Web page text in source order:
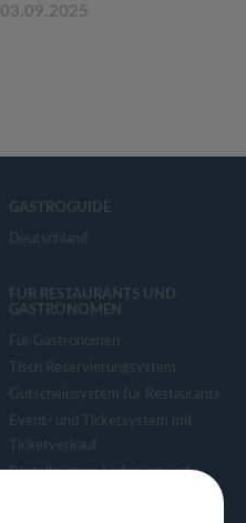
03.09.2025
GASTROGUIDE
Deutschland
FÜR RESTAURANTS UND
GASTRONOMEN
Für Gastronomen
Tisch Reservierungsystem
Gutscheinsystem für Restaurants
Event- und Ticketsystem mit
Ticketverkauf
Bestellsystem Lieferung und